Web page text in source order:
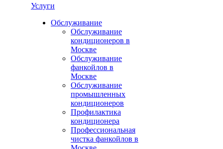
Услуги
Обслуживание
Обслуживание
кондиционеров в
Москве
Обслуживание
фанкойлов в
Москве
Обслуживание
промышленных
кондиционеров
Профилактика
кондиционера
Профессиональная
чистка фанкойлов в